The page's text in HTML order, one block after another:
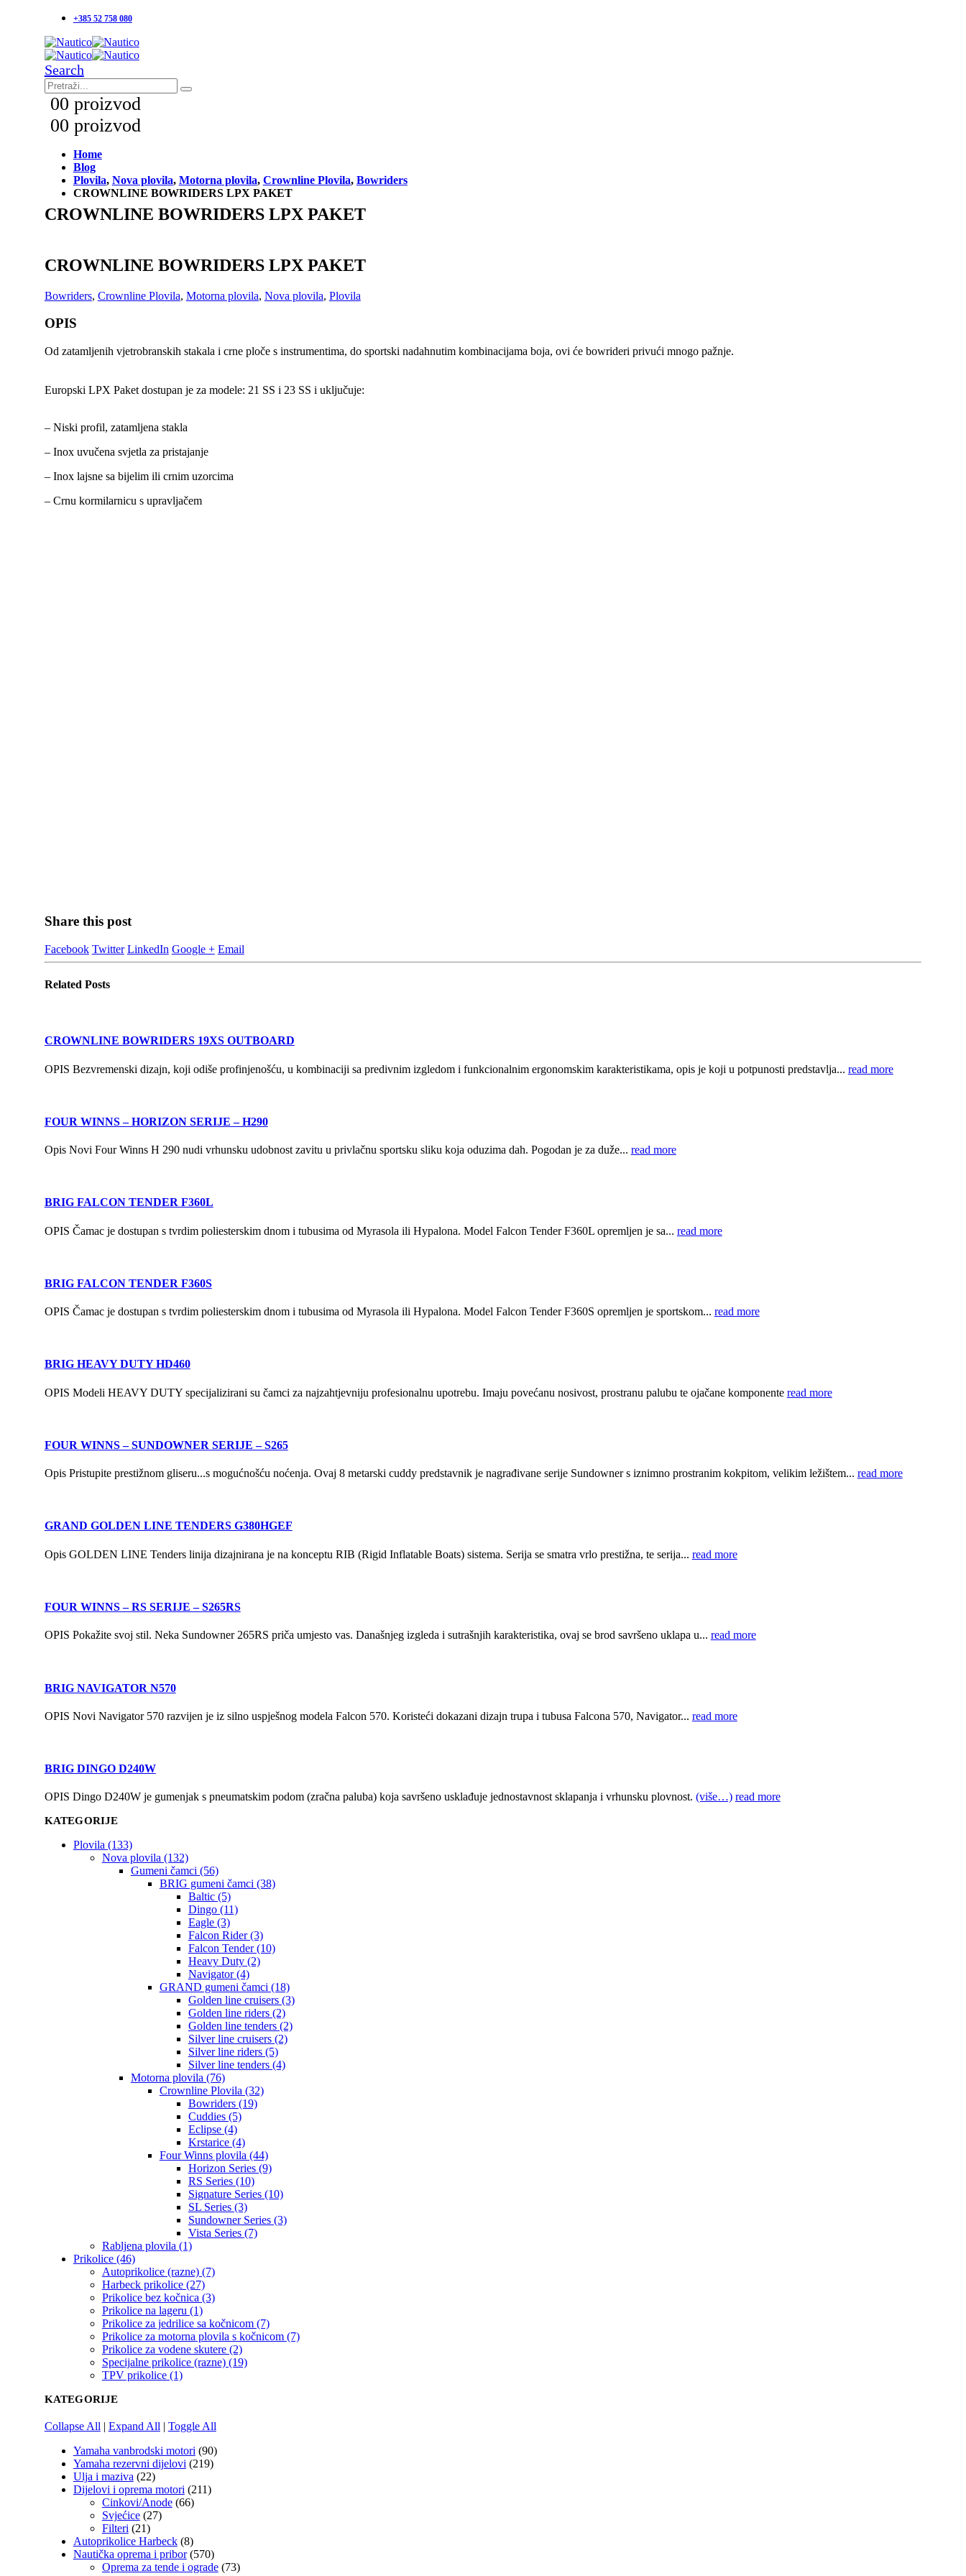
+385 52 758 080
Search
00 proizvod
00 proizvod
Home
Blog
Plovila, Nova plovila, Motorna plovila, Crownline Plovila, Bowriders
CROWNLINE BOWRIDERS LPX PAKET
CROWNLINE BOWRIDERS LPX PAKET
CROWNLINE BOWRIDERS LPX PAKET
Bowriders, Crownline Plovila, Motorna plovila, Nova plovila, Plovila
OPIS
Od zatamljenih vjetrobranskih stakala i crne ploče s instrumentima, do sportski nadahnutim kombinacijama boja, ovi će bowrideri privući mnogo pažnje.
Europski LPX Paket dostupan je za modele: 21 SS i 23 SS i uključuje:
– Niski profil, zatamljena stakla
– Inox uvučena svjetla za pristajanje
– Inox lajsne sa bijelim ili crnim uzorcima
– Crnu kormilarnicu s upravljačem
Share this post
Facebook Twitter LinkedIn Google + Email
Related Posts
CROWNLINE BOWRIDERS 19XS OUTBOARD
OPIS Bezvremenski dizajn, koji odiše profinjenošću, u kombinaciji sa predivnim izgledom i funkcionalnim ergonomskim karakteristikama, opis je koji u potpunosti predstavlja... read more
FOUR WINNS – HORIZON SERIJE – H290
Opis Novi Four Winns H 290 nudi vrhunsku udobnost zavitu u privlačnu sportsku sliku koja oduzima dah. Pogodan je za duže... read more
BRIG FALCON TENDER F360L
OPIS Čamac je dostupan s tvrdim poliesterskim dnom i tubusima od Myrasola ili Hypalona. Model Falcon Tender F360L opremljen je sa... read more
BRIG FALCON TENDER F360S
OPIS Čamac je dostupan s tvrdim poliesterskim dnom i tubusima od Myrasola ili Hypalona. Model Falcon Tender F360S opremljen je sportskom... read more
BRIG HEAVY DUTY HD460
OPIS Modeli HEAVY DUTY specijalizirani su čamci za najzahtjevniju profesionalnu upotrebu. Imaju povećanu nosivost, prostranu palubu te ojačane komponente read more
FOUR WINNS – SUNDOWNER SERIJE – S265
Opis Pristupite prestižnom gliseru...s mogućnošću noćenja. Ovaj 8 metarski cuddy predstavnik je nagrađivane serije Sundowner s iznimno prostranim kokpitom, velikim ležištem... read more
GRAND GOLDEN LINE TENDERS G380HGEF
Opis GOLDEN LINE Tenders linija dizajnirana je na konceptu RIB (Rigid Inflatable Boats) sistema. Serija se smatra vrlo prestižna, te serija... read more
FOUR WINNS – RS SERIJE – S265RS
OPIS Pokažite svoj stil. Neka Sundowner 265RS priča umjesto vas. Današnjeg izgleda i sutrašnjih karakteristika, ovaj se brod savršeno uklapa u... read more
BRIG NAVIGATOR N570
OPIS Novi Navigator 570 razvijen je iz silno uspješnog modela Falcon 570. Koristeći dokazani dizajn trupa i tubusa Falcona 570, Navigator... read more
BRIG DINGO D240W
OPIS Dingo D240W je gumenjak s pneumatskim podom (zračna paluba) koja savršeno usklađuje jednostavnost sklapanja i vrhunsku plovnost. (više…) read more
KATEGORIJE
Plovila (133)
Nova plovila (132)
Gumeni čamci (56)
BRIG gumeni čamci (38)
Baltic (5)
Dingo (11)
Eagle (3)
Falcon Rider (3)
Falcon Tender (10)
Heavy Duty (2)
Navigator (4)
GRAND gumeni čamci (18)
Golden line cruisers (3)
Golden line riders (2)
Golden line tenders (2)
Silver line cruisers (2)
Silver line riders (5)
Silver line tenders (4)
Motorna plovila (76)
Crownline Plovila (32)
Bowriders (19)
Cuddies (5)
Eclipse (4)
Krstarice (4)
Four Winns plovila (44)
Horizon Series (9)
RS Series (10)
Signature Series (10)
SL Series (3)
Sundowner Series (3)
Vista Series (7)
Rabljena plovila (1)
Prikolice (46)
Autoprikolice (razne) (7)
Harbeck prikolice (27)
Prikolice bez kočnica (3)
Prikolice na lageru (1)
Prikolice za jedrilice sa kočnicom (7)
Prikolice za motorna plovila s kočnicom (7)
Prikolice za vodene skutere (2)
Specijalne prikolice (razne) (19)
TPV prikolice (1)
KATEGORIJE
Collapse All | Expand All | Toggle All
Yamaha vanbrodski motori (90)
Yamaha rezervni dijelovi (219)
Ulja i maziva (22)
Dijelovi i oprema motori (211)
Cinkovi/Anode (66)
Svjećice (27)
Filteri (21)
Autoprikolice Harbeck (8)
Nautička oprema i pribor (570)
Oprema za tende i ograde (73)